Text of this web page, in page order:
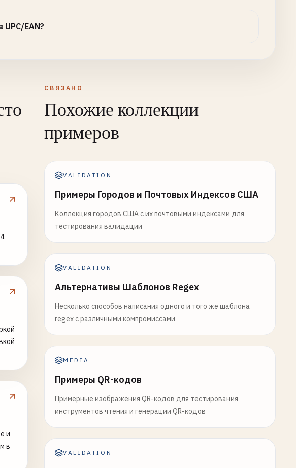
EAN?
и
в
СВЯЗАНО
Похожие коллекции
примеров
VALIDATION
Примеры Городов и Почтовых Индексов США
Коллекция городов США с их почтовыми индексами для
тестирования валидации
VALIDATION
Альтернативы Шаблонов Regex
Несколько способов написания одного и того же шаблона
regex с различными компромиссами
MEDIA
Примеры QR-кодов
Примерные изображения QR-кодов для тестирования
инструментов чтения и генерации QR-кодов
VALIDATION